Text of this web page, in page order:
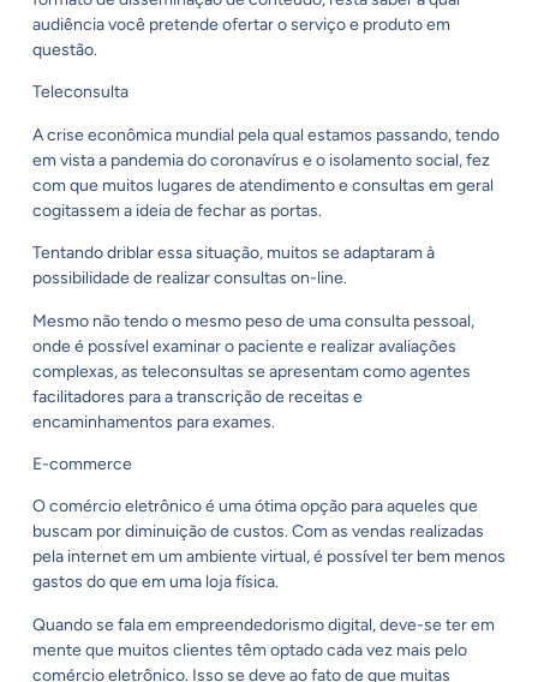
audiência você pretende ofertar o serviço e produto em
questão.
Teleconsulta
A crise econômica mundial pela qual estamos passando, tendo
em vista a pandemia do coronavírus e o isolamento social, fez
com que muitos lugares de atendimento e consultas em geral
cogitassem a ideia de fechar as portas.
Tentando driblar essa situação, muitos se adaptaram à
possibilidade de realizar consultas on-line.
Mesmo não tendo o mesmo peso de uma consulta pessoal,
onde é possível examinar o paciente e realizar avaliações
complexas, as teleconsultas se apresentam como agentes
facilitadores para a transcrição de receitas e
encaminhamentos para exames.
E-commerce
O comércio eletrônico é uma ótima opção para aqueles que
buscam por diminuição de custos. Com as vendas realizadas
pela internet em um ambiente virtual, é possível ter bem menos
gastos do que em uma loja física.
Quando se fala em empreendedorismo digital, deve-se ter em
mente que muitos clientes têm optado cada vez mais pelo
comércio eletrônico. Isso se deve ao fato de que muitas